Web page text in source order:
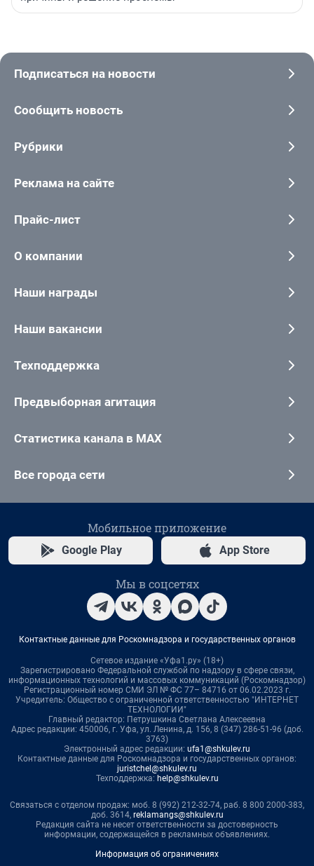
Подписаться на новости
Сообщить новость
Рубрики
Реклама на сайте
Прайс-лист
О компании
Наши награды
Наши вакансии
Техподдержка
Предвыборная агитация
Статистика канала в MAX
Все города сети
Мобильное приложение
Google Play App Store
Мы в соцсетях
Контактные данные для Роскомнадзора и государственных органов
Сетевое издание «Уфа1.ру» (18+)
Зарегистрировано Федеральной службой по надзору в сфере связи,
информационных технологий и массовых коммуникаций (Роскомнадзор)
Регистрационный номер СМИ ЭЛ № ФС 77– 84716 от 06.02.2023 г.
Учредитель: Общество с ограниченной ответственностью "ИНТЕРНЕТ
ТЕХНОЛОГИИ"
Главный редактор: Петрушкина Светлана Алексеевна
Адрес редакции: 450006, г. Уфа, ул. Ленина, д. 156, 8 (347) 286-51-96 (доб.
3763)
Электронный адрес редакции: ufa1@shkulev.ru
Контактные данные для Роскомнадзора и государственных органов:
juristchel@shkulev.ru
Техподдержка: help@shkulev.ru
Связаться с отделом продаж: моб. 8 (992) 212-32-74, раб. 8 800 2000-383,
доб. 3614, reklamangs@shkulev.ru
Редакция сайта не несет ответственности за достоверность
информации, содержащейся в рекламных объявлениях.
Информация об ограничениях